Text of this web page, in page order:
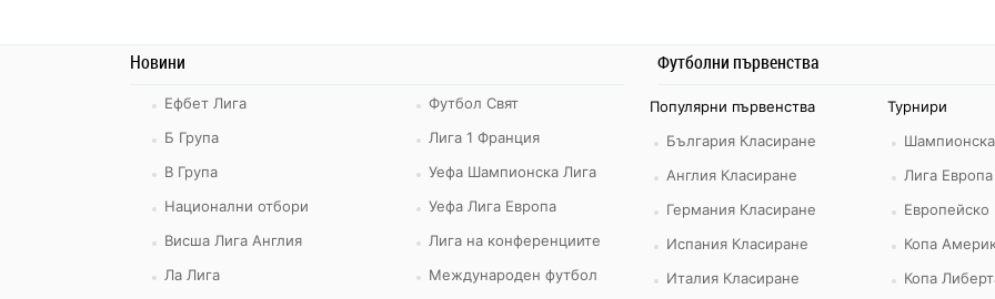
Новини
Ефбет Лига
Б Група
В Група
Национални отбори
Висша Лига Англия
Ла Лига
Футбол Свят
Лига 1 Франция
Уефа Шампионска Лига
Уефа Лига Европа
Лига на конференциите
Международен футбол
Футболни първенства
Популярни първенства
България Класиране
Англия Класиране
Германия Класиране
Испания Класиране
Италия Класиране
Турнири
Лига
Европейско
Копа
Копа